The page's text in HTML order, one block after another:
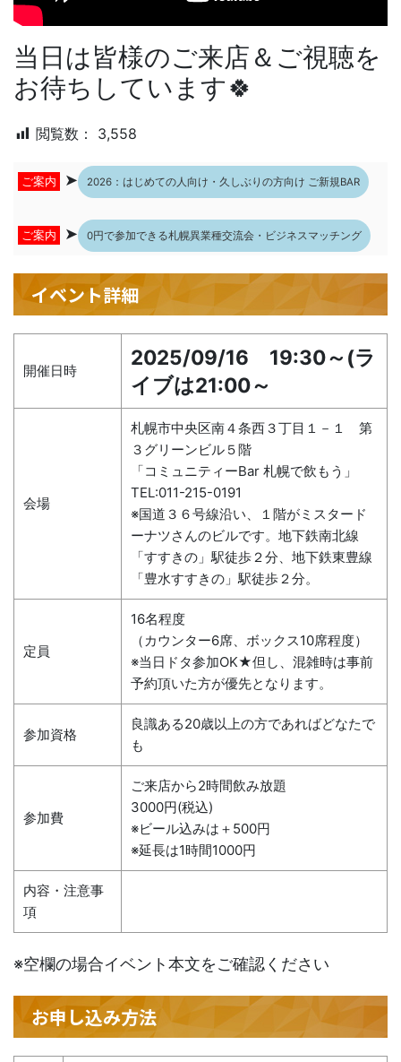
当日は皆様のご来店＆ご視聴を
お待ちしています🍀
閲覧数： 3,558
ご案内 ➤ 2026：はじめての人向け・久しぶりの方向け ご新規BAR
ご案内 ➤ 0円で参加できる札幌異業種交流会・ビジネスマッチング
イベント詳細
開催日時
2025/09/16 19:30～(ラ
イブは21:00～
会場
札幌市中央区南４条西３丁目１－１ 第
３グリーンビル５階
「コミュニティーBar 札幌で飲もう」
TEL:011-215-0191
※国道３６号線沿い、１階がミスタード
ーナツさんのビルです。地下鉄南北線
「すすきの」駅徒歩２分、地下鉄東豊線
「豊水すすきの」駅徒歩２分。
定員
16名程度
（カウンター6席、ボックス10席程度）
※当日ドタ参加OK★但し、混雑時は事前
予約頂いた方が優先となります。
参加資格
良識ある20歳以上の方であればどなたで
も
参加費
ご来店から2時間飲み放題
3000円(税込)
※ビール込みは＋500円
※延長は1時間1000円
内容・注意事
項
※空欄の場合イベント本文をご確認ください
お申し込み方法